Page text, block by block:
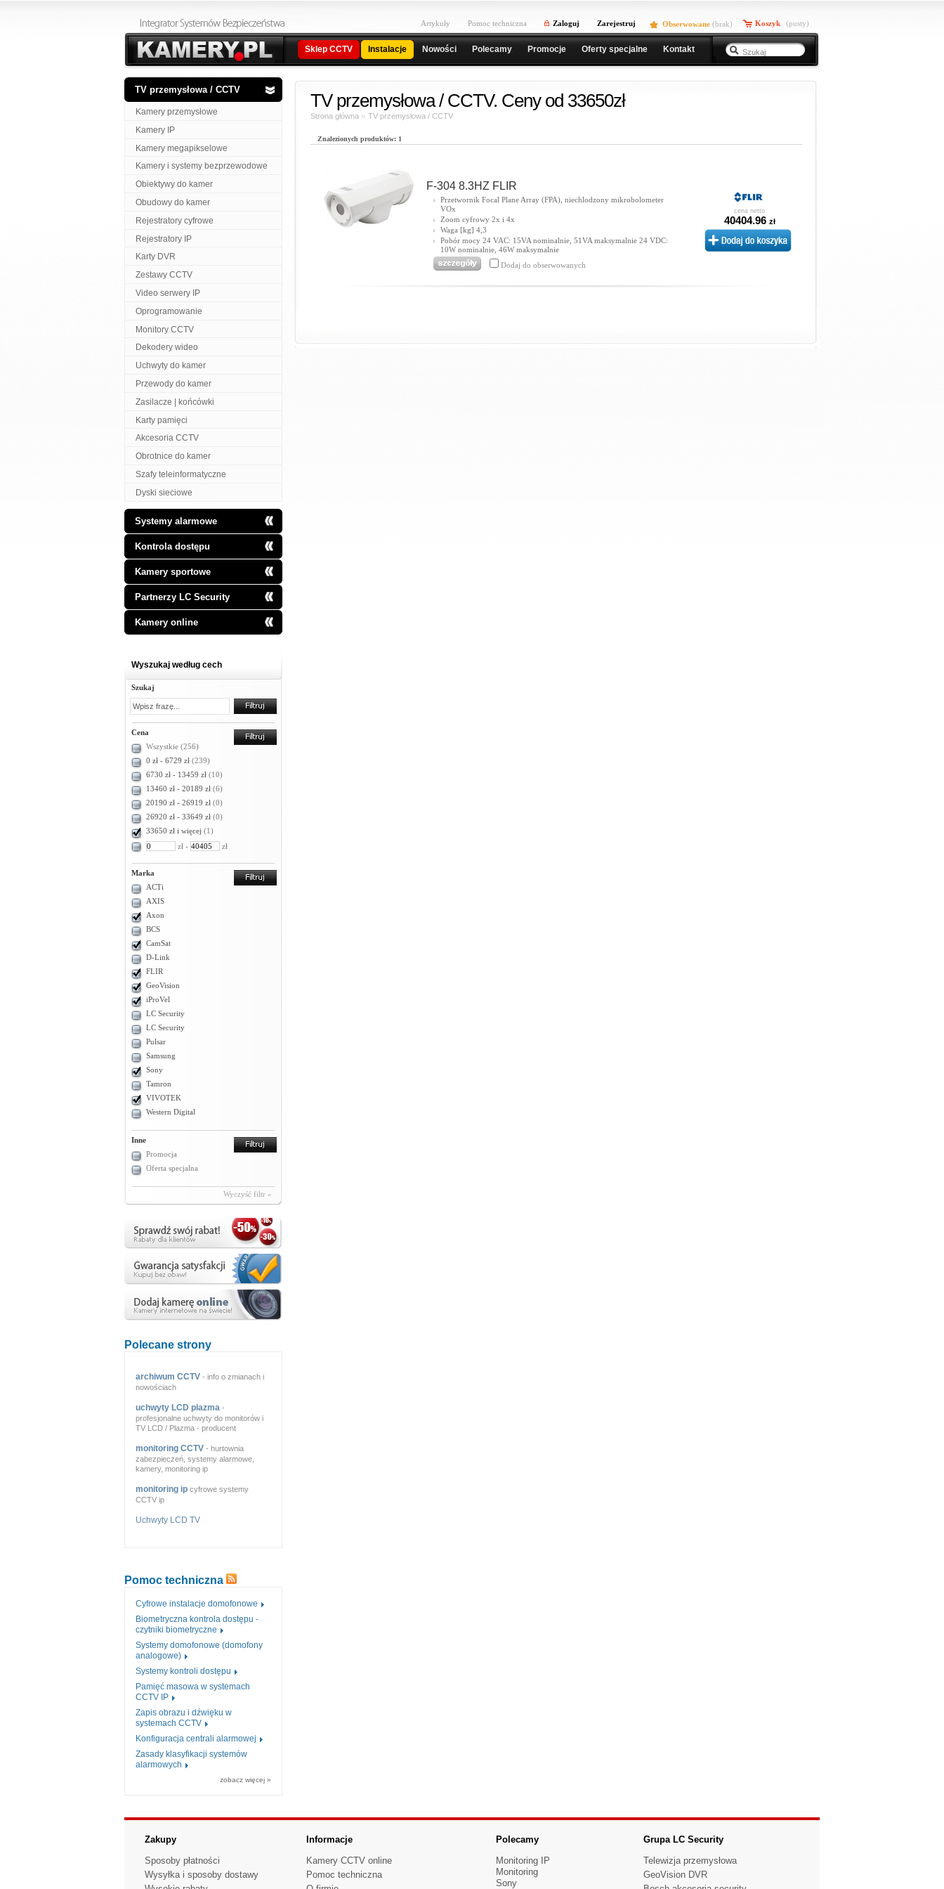
Artykuły Pomoc techniczna Zaloguj Zarejestruj Obserwowane (brak) Koszyk (pusty)
Sklep CCTV Instalacje Nowości Polecamy Promocje Oferty specjalne Kontakt
TV przemysłowa / CCTV
Kamery przemysłowe
Kamery IP
Kamery megapikselowe
Kamery i systemy bezprzewodowe
Obiektywy do kamer
Obudowy do kamer
Rejestratory cyfrowe
Rejestratory IP
Karty DVR
Zestawy CCTV
Video serwery IP
Oprogramowanie
Monitory CCTV
Dekodery wideo
Uchwyty do kamer
Przewody do kamer
Zasilacze | końcówki
Karty pamięci
Akcesoria CCTV
Obrotnice do kamer
Szafy teleinformatyczne
Dyski sieciowe
Systemy alarmowe
Kontrola dostępu
Kamery sportowe
Partnerzy LC Security
Kamery online
Wyszukaj według cech
Szukaj
Cena
Wszystkie (256)
0 zł - 6729 zł (239)
6730 zł - 13459 zł (10)
13460 zł - 20189 zł (6)
20190 zł - 26919 zł (0)
26920 zł - 33649 zł (0)
33650 zł i więcej (1)
zł -
zł
Marka
ACTi
AXIS
Axon
BCS
CamSat
D-Link
FLIR
GeoVision
iProVel
LC Security
LC Security
Pulsar
Samsung
Sony
Tamron
VIVOTEK
Western Digital
Inne
Promocja
Oferta specjalna
Wyczyść filtr »
Polecane strony
archiwum CCTV - info o zmianach i
nowościach
uchwyty LCD plazma -
profesjonalne uchwyty do monitorów i
TV LCD / Plazma - producent
monitoring CCTV - hurtownia
zabezpieczeń, systemy alarmowe,
kamery, monitoring ip
monitoring ip cyfrowe systemy
CCTV ip
Uchwyty LCD TV
Pomoc techniczna
Cyfrowe instalacje domofonowe
Biometryczna kontrola dostępu -
czytniki biometryczne
Systemy domofonowe (domofony
analogowe)
Systemy kontroli dostępu
Pamięć masowa w systemach
CCTV IP
Zapis obrazu i dźwięku w
systemach CCTV
Konfiguracja centrali alarmowej
Zasady klasyfikacji systemów
alarmowych
zobacz więcej »
TV przemysłowa / CCTV. Ceny od 33650zł
Strona główna » TV przemysłowa / CCTV
Znalezionych produktów: 1
F-304 8.3HZ FLIR
Przetwornik Focal Plane Array (FPA), niechlodzony mikrobolometer
VOx
Zoom cyfrowy 2x i 4x
Waga [kg] 4,3
Pobór mocy 24 VAC: 15VA nominalnie, 51VA maksymalnie 24 VDC:
10W nominalnie, 46W maksymalnie
Dodaj do obserwowanych
cena netto
40404.96 zł
Zakupy
Sposoby płatności
Wysyłka i sposoby dostawy
Informacje
Kamery CCTV online
Pomoc techniczna
Polecamy
Monitoring IP
Monitoring
Sony
Grupa LC Security
Telewizja przemysłowa
GeoVision DVR